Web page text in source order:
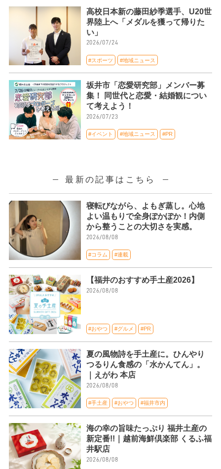
高校日本新の藤田紗季選手、U20世
界陸上へ「メダルを獲って帰りた
い」
2026/07/24
#スポーツ #地域ニュース
坂井市「恋愛研究部」メンバー募
集！ 同世代と恋愛・結婚観につい
て考えよう！
2026/07/23
#イベント #地域ニュース #PR
最新の記事はこちら
寝転びながら、よもぎ蒸し。心地
よい温もりで全身ぽかぽか！内側
から整うことの大切さを実感。
2026/08/08
#コラム #連載
【福井のおすすめ手土産2026】
2026/08/08
#おやつ #グルメ #PR
夏の風物詩を手土産に。ひんやり
つるりん食感の「水かんてん」。
｜えがわ 本店
2026/08/08
#手土産 #おやつ #福井市内
海の幸の旨味たっぷり 福井土産の
新定番!!｜越前海鮮倶楽部 くるふ福
井駅店
2026/08/08